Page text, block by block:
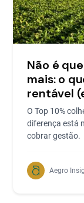
Não é
mais: o
rentável
O Top 10%
diferença está
cobrar gestão.
Aegro